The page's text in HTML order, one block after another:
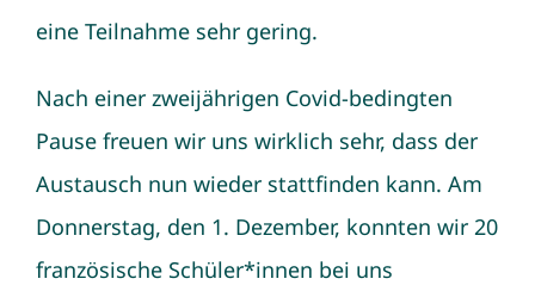
eine Teilnahme sehr gering.
Nach einer zweijährigen Covid-bedingten
Pause freuen wir uns wirklich sehr, dass der
Austausch nun wieder stattfinden kann. Am
Donnerstag, den 1. Dezember, konnten wir 20
französische Schüler*innen bei uns